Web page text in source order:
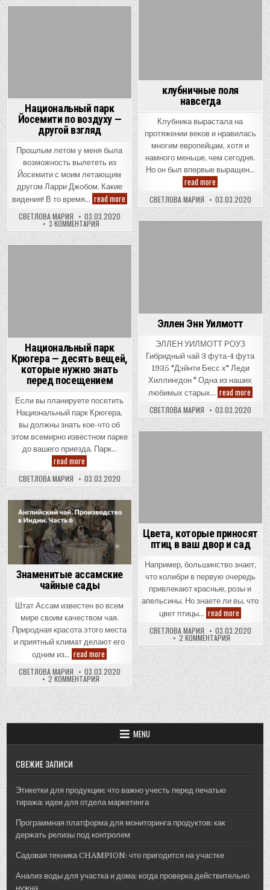
Разработка
исправить
ПРОБЛЕМЫ
РАЗРАБОТКА
ИСПРАВИТЬ
клубничные поля
навсегда
Клубника вырастала на
протяжении веков и нравилась
многим европейцам, хотя и
намного меньше, чем сегодня.
Но он был впервые выращен…
read more
поля
навсегда
СВЕТЛОВА МАРИЯ 03.03.2020
Национальный парк
Йосемити по воздуху —
другой взгляд
Прошлым летом у меня была
возможность вылететь из
Йосемити с моим летающим
другом Ларри Джобом. Какие
видения! В то время… read moreНациональный
парк
Йосемити
воздуху
—
другой
взгляд
СВЕТЛОВА МАРИЯ 03.03.2020
3 КОММЕНТАРИЯК
ЗАПИСИ
НАЦИОНАЛЬНЫЙ
ПАРК
Эллен Энн Уилмотт
ЭЛЛЕН УИЛМОТТ РОУЗ
Гибридный чай 3 фута-4 фута
1935 "Дэйнти Бесс х" Леди
Хиллингдон " Одна из наших
любимых старых… read moreЭллен
Энн
СВЕТЛОВА МАРИЯ 03.03.2020
Национальный парк
Крюгера — десять вещей,
которые нужно знать
перед посещением
Если вы планируете посетить
Национальный парк Крюгера,
вы должны знать кое-что об
этом всемирно известном парке
до вашего приезда. Парк…
read more
парк
Крюгера
—
десять
вещей,
которые
нужно
знать
перед
посещением
СВЕТЛОВА МАРИЯ 03.03.2020
Цвета, которые приносят
птиц в ваш двор и сад
Например, большинство знает,
что колибри в первую очередь
привлекают красные, розы и
апельсины. Но знаете ли вы, что
цвет птицы… read more
которые
приносят
птиц
в
ваш
двор
и
сад
СВЕТЛОВА МАРИЯ 03.03.2020
2 КОММЕНТАРИЯК
ЗАПИСИ
ЦВЕТА,
КОТОРЫЕ
ПРИНОСЯТ
ПТИЦ
В
ВАШ
ДВОР
И
САД
Posted
in
Знаменитые ассамские
чайные сады
Штат Ассам известен во всем
мире своим качеством чая.
Природная красота этого места
и приятный климат делают его
одним из… read more Знаменитые
ассамские
чайные
сады
СВЕТЛОВА МАРИЯ 03.03.2020
2 КОММЕНТАРИЯК
ЗАПИСИ
ЗНАМЕНИТЫЕ
АССАМСКИЕ
ЧАЙНЫЕ
САДЫ
MENU
СВЕЖИЕ ЗАПИСИ
Этикетки для продукции: что важно учесть перед печатью
тиража: идеи для отдела маркетинга
Программная платформа для мониторинга продуктов: как
держать релизы под контролем
Садовая техника CHAMPION: что пригодится на участке
Анализ воды для участка и дома: когда проверка действительно
нужна